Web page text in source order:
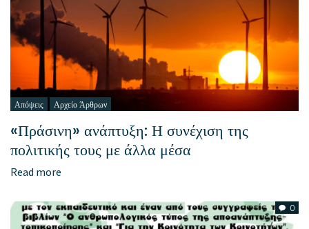
Απόψεις Αρχείο Άρθρων
«Πράσινη» ανάπτυξη: Η συνέχιση της
πολιτικής τους με άλλα μέσα
Read more
0